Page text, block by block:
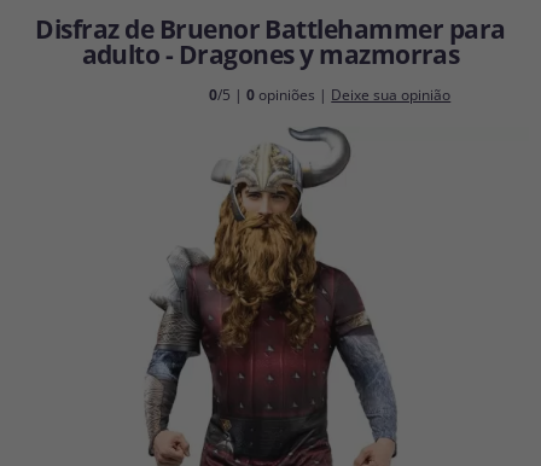
É a minha primeira vez
Sou novo
disfracestuyyo.pt, você poderá fazer suas
compras rapidamente em nossa loja virtual, verificar o status de seus
pedidos e consultar suas operações anteriores.
Vá em frente! Estávamos esperando por você.
CRIAR CONTA
Disfraz de Bruenor Battlehammer para
adulto - Dragones y mazmorras
0/5 |0 opiniões | Deixe sua opinião